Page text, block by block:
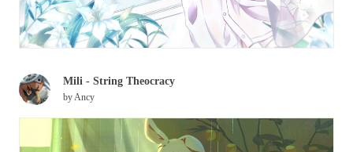
Mili - String Theocracy
byAncy